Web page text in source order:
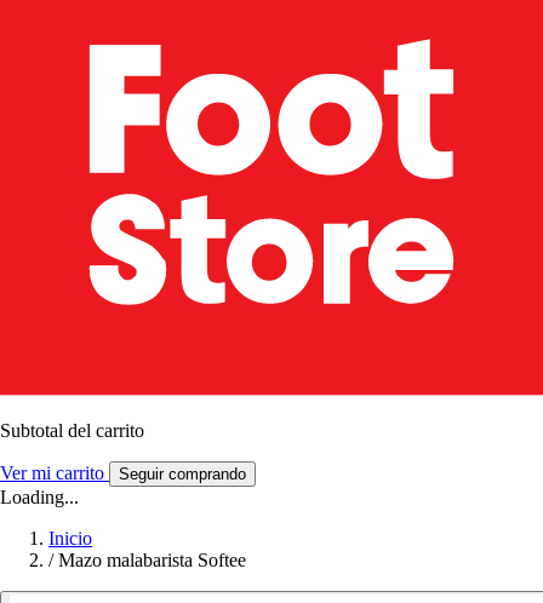
Subtotal del carrito
Ver mi carrito Seguir comprando
Loading...
Inicio
/ Mazo malabarista Softee